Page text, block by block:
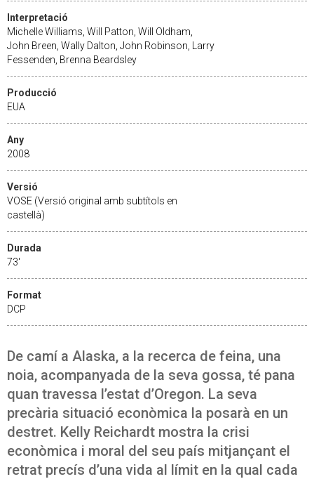
Interpretació
Michelle Williams, Will Patton, Will Oldham,
John Breen, Wally Dalton, John Robinson, Larry
Fessenden, Brenna Beardsley
Producció
EUA
Any
2008
Versió
VOSE (Versió original amb subtítols en
castellà)
Durada
73'
Format
DCP
De camí a Alaska, a la recerca de feina, una
noia, acompanyada de la seva gossa, té pana
quan travessa l’estat d’Oregon. La seva
precària situació econòmica la posarà en un
destret. Kelly Reichardt mostra la crisi
econòmica i moral del seu país mitjançant el
retrat precís d’una vida al límit en la qual cada